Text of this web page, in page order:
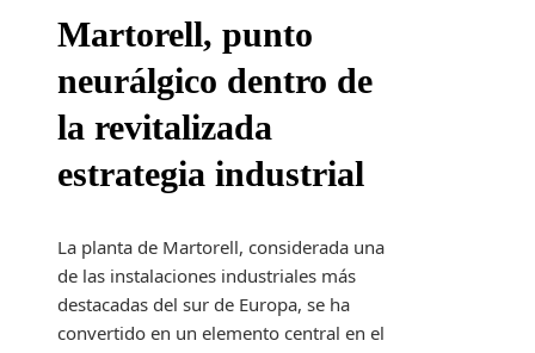
Martorell, punto
neurálgico dentro de
la revitalizada
estrategia industrial
La planta de Martorell, considerada una
de las instalaciones industriales más
destacadas del sur de Europa, se ha
convertido en un elemento central en el